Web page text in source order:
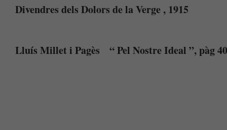
Divendres dels Dolors de la Verge , 1915
Lluís Millet i Pagès “ Pel Nostre Ideal ”, pàg